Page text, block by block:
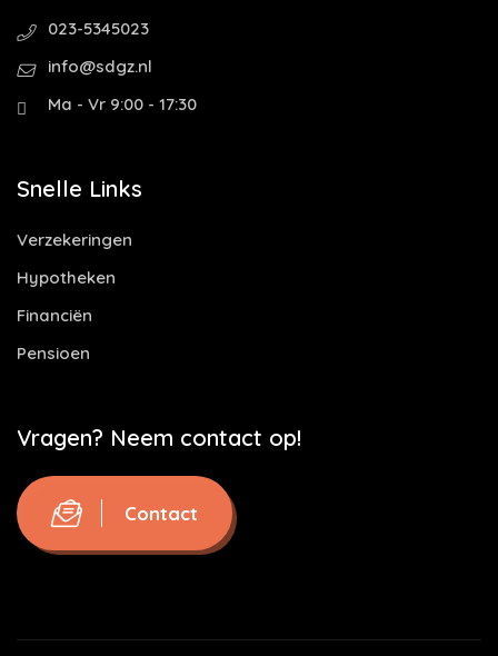
023-5345023
info@sdgz.nl
Ma - Vr 9:00 - 17:30
Snelle Links
Verzekeringen
Hypotheken
Financiën
Pensioen
Vragen? Neem contact op!
Contact